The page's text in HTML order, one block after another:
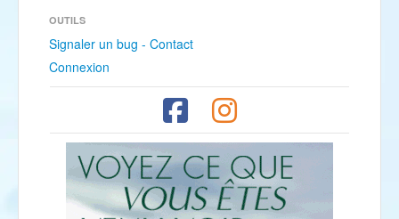
OUTILS
Signaler un bug - Contact
Connexion